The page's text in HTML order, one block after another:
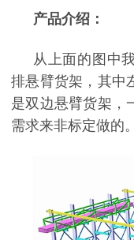
产品介绍：
从上面的图中
排悬臂货架，其中
是双边悬臂货架，
需求来非标定做的。